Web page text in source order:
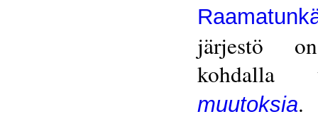
järjestö
muutoksia.